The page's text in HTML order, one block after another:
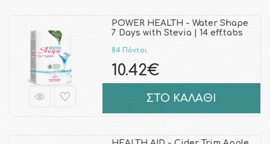
POWER HEALTH - Water Shape
7 Days with Stevia | 14 eff.tabs
84 Πόντοι
10.42€
ΣΤΟ ΚΑΛΑΘΙ